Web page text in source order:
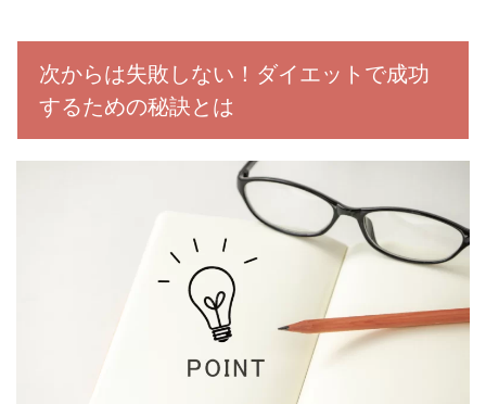
次からは失敗しない！ダイエットで成功
するための秘訣とは